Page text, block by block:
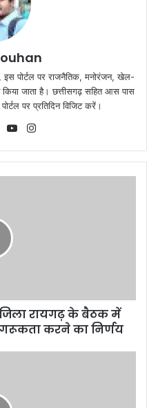
इस पोर्टल पर राजनैतिक, मनोरंजन, खेल-
जाता है। छत्तीसगढ़ सहित आस पास
पर प्रतिदिन विजिट करें।
X YouTube
जिला रायगढ़ के बैठक में
करने का निर्णय